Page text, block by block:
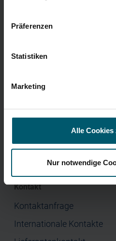
Präferenzen
Statistiken
Marketing
Alle Cookies
Nur notwendige
Home
Investor Relations
Jobs & Karriere
Kontakt
Kontaktanfrage
Internationale Kontakte